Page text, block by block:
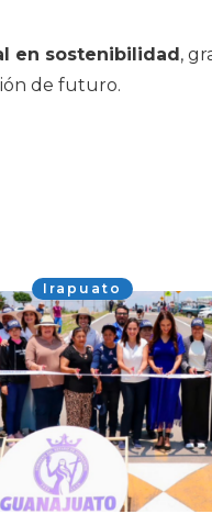
en sostenibilidad ,
de futuro.
Irapuato